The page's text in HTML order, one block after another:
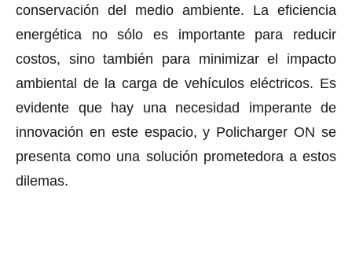
conservación del medio ambiente. La eficiencia
energética no sólo es importante para reducir
costos, sino también para minimizar el impacto
ambiental de la carga de vehículos eléctricos. Es
evidente que hay una necesidad imperante de
innovación en este espacio, y Policharger ON se
presenta como una solución prometedora a estos
dilemas.